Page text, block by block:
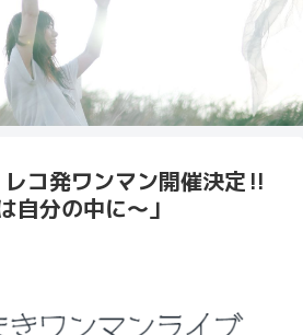
コ発ワンマン開催決定‼️
自分の中に～」